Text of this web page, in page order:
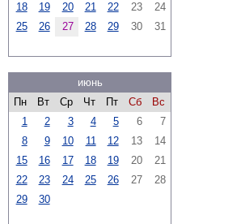
18
19 20 21 22 23
24
25
26 27 28 29 30 31
июнь
Пн
Вт Ср Чт Пт Сб
Вс
1
2 3 4 5 6
7
8
9 10 11 12 13
14
15
16 17 18 19 20
21
22
23 24 25 26 27
28
29
30